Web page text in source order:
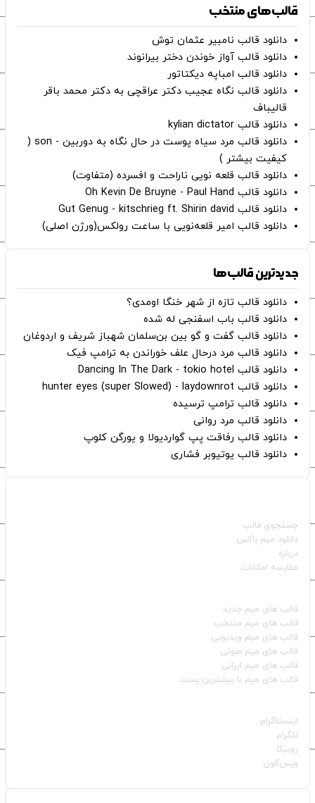
قالب‌های منتخب
دانلود قالب نامبیر عثمان ‌توش
دانلود قالب آواز خوندن دختر بیرانوند
دانلود قالب امباپه دیکتاتور
دانلود قالب نگاه عجیب دکتر عراقچی به دکتر محمد باقر
قالیباف
دانلود قالب kylian dictator
دانلود قالب مرد سیاه پوست در حال نگاه به دوربین - son (
کیفیت بیشتر )
دانلود قالب قلعه نویی ناراحت و افسرده (متفاوت)
دانلود قالب Oh Kevin De Bruyne - Paul Hand
دانلود قالب Gut Genug - kitschrieg ft. Shirin david
دانلود قالب امیر قلعه‌نویی با ساعت رولکس(ورژن اصلی)
جدیدترین قالب‌ها
دانلود قالب تازه از شهر خنگا اومدی؟
دانلود قالب باب اسفنجی له شده
دانلود قالب گفت و گو بین بن‌سلمان شهباز شریف و اردوغان
دانلود قالب مرد درحال علف خوراندن به ترامپ فیک
دانلود قالب Dancing In The Dark - tokio hotel
دانلود قالب hunter eyes (super Slowed) - laydownrot
دانلود قالب ترامپ ترسیده
دانلود قالب مرد روانی
دانلود قالب رفاقت پپ گواردیولا و یورگن کلوپ
دانلود قالب یوتیوبر فشاری
جستجوی قالب
دانلود میم باکس
درباره
مقایسه امکانات
قالب‌ های میم جدید
قالب‌ های میم منتخب
قالب‌ های میم ویدیویی
قالب‌ های میم صوتی
قالب‌ های میم ایرانی
قالب‌ های میم با بیشترین پست
اینستاگرام
تلگرام
روبیکا
ویس‌گون